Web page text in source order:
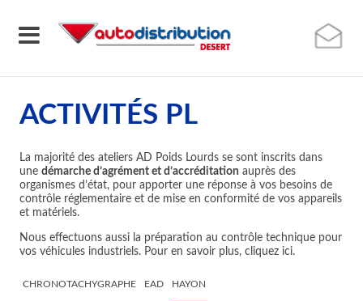
ACTIVITÉS PL
La majorité des ateliers AD Poids Lourds se sont inscrits dans
une démarche d’agrément et d’accréditation auprès des
organismes d’état, pour apporter une réponse à vos besoins de
contrôle réglementaire et de mise en conformité de vos appareils
et matériels.
Nous effectuons aussi la préparation au contrôle technique pour
vos véhicules industriels. Pour en savoir plus, cliquez ici.
CHRONOTACHYGRAPHE EAD HAYON